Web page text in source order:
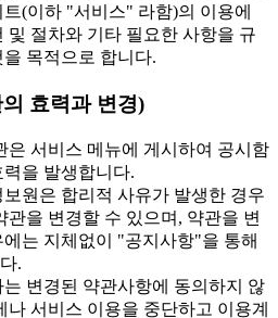
트(이하 "서비스" 라함)의 이용에
및 절차와 기타 필요한 사항을 규
을 목적으로 합니다.
효력과 변경)
서비스 메뉴에 게시하여 공시함
력을 발생합니다.
원은 합리적 사유가 발생한 경우
관을 변경할 수 있으며, 약관을 변
에는 지체없이 "공지사항"을 통해
.
변경된 약관사항에 동의하지 않
나 서비스 이용을 중단하고 이용계